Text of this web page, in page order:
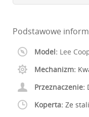
Podstawowe
Model: Lee
Mechanizm:
Przeznaczenie:
Koperta: Ze